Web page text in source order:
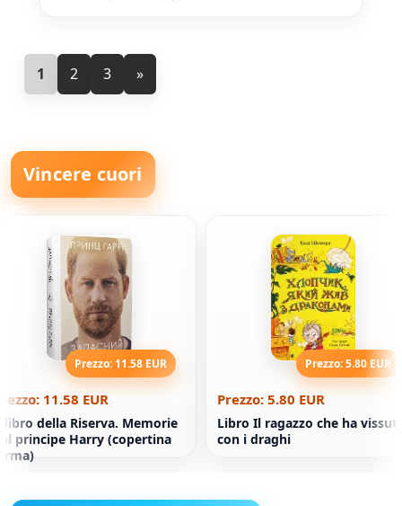
1 2 3 »
Vincere cuori
Prezzo: 11.58 EUR
11.58 EUR
libro della Riserva. Memorie
principe Harry (copertina
Prezzo: 5.80 EUR
Prezzo: 5.80 EUR
Libro Il ragazzo che ha
con i draghi